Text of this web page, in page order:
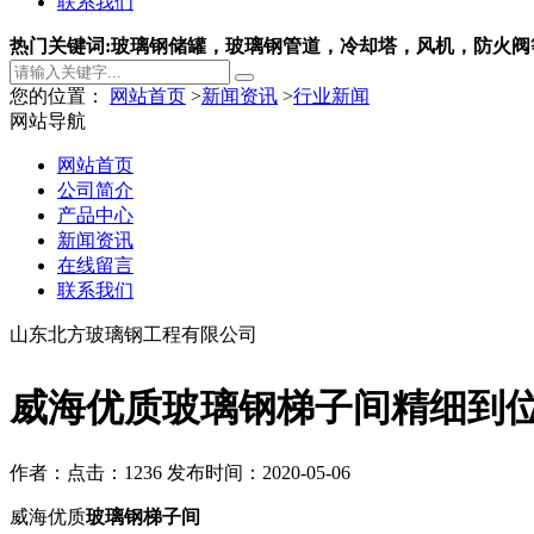
热门关键词:玻璃钢储罐，玻璃钢管道，冷却塔，风机，防火阀
您的位置： 网站首页 >新闻资讯 >行业新闻
威海优质玻璃钢梯子间精细到
作者： 点击：1236 发布时间：2020-05-06
威海优质玻璃钢梯子间
网站导航
网站首页
公司简介
产品中心
新闻资讯
在线留言
联系我们
山东北方玻璃钢工程有限公司